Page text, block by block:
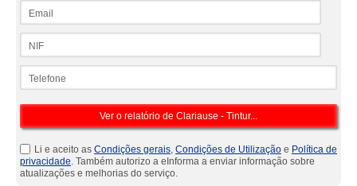
Li e aceito as Condições gerais, Condições de Utilização e Política de
privacidade. Também autorizo a eInforma a enviar informação sobre
atualizações e melhorias do serviço.